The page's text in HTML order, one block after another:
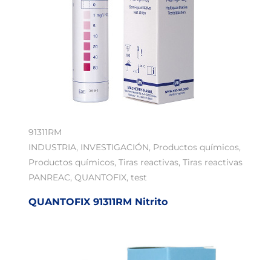
91311RM
INDUSTRIA, INVESTIGACIÓN, Productos químicos,
Productos químicos, Tiras reactivas, Tiras reactivas
PANREAC, QUANTOFIX, test
QUANTOFIX 91311RM Nitrito